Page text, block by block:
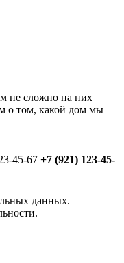
не сложно на них
о том, какой дом мы
45-67 +7 (921) 123-45-
данных.